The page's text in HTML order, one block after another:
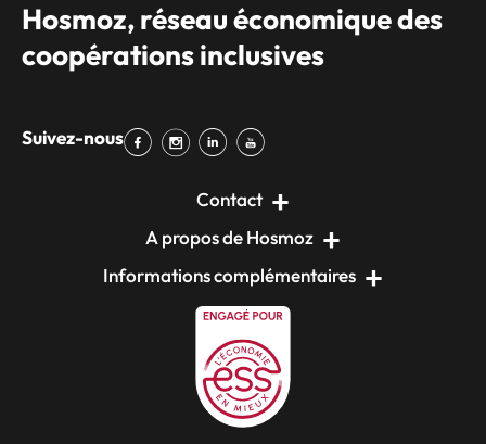
Hosmoz, réseau économique des
coopérations inclusives
Suivez-nous
Contact
A propos de Hosmoz
Informations complémentaires